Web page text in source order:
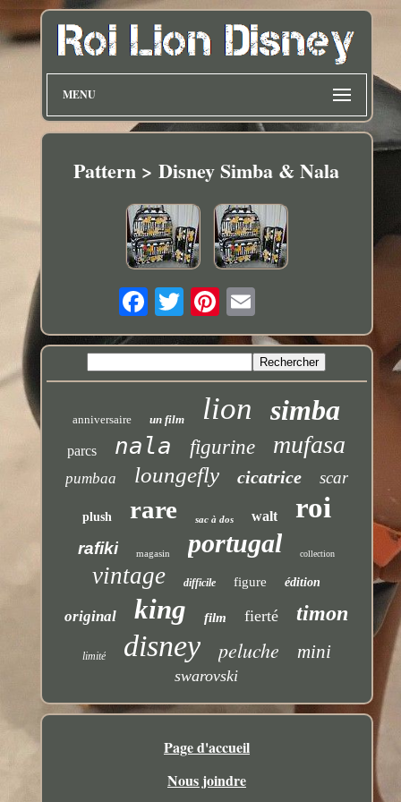
MENU
Pattern > Disney Simba & Nala
anniversaire un film lion simba
parcs nala figurine mufasa
pumbaa loungefly cicatrice scar
plush rare sac à dos walt roi
rafiki magasin portugal collection
vintage difficile figure édition
original king film fierté timon
limité disney peluche mini
swarovski
Page d'accueil
Nous joindre